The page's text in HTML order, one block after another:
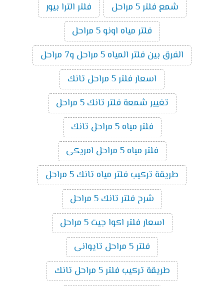
شمع فلتر 5 مراحل
فلتر الترا بيور
فلتر مياه اونو 5 مراحل
الفرق بين فلتر المياه 5 مراحل و7 مراحل
اسعار فلتر 5 مراحل تانك
تغيير شمعة فلتر تانك 5 مراحل
فلتر مياه 5 مراحل تانك
فلتر مياه 5 مراحل امريكى
طريقة تركيب فلتر مياه تانك 5 مراحل
شرح فلتر تانك 5 مراحل
اسعار فلتر اكوا جيت 5 مراحل
فلتر 5 مراحل تايوانى
طريقة تركيب فلتر 5 مراحل تانك